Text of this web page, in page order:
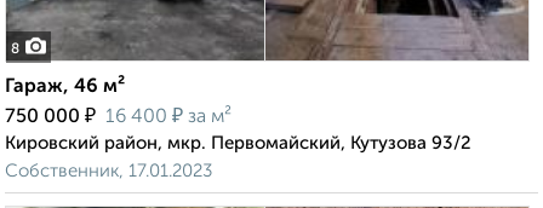
8
Гараж, 46 м²
750 000 ₽ 16 400 ₽ за м²
Кировский район, мкр. Первомайский, Кутузова 93/2
Собственник, 17.01.2023